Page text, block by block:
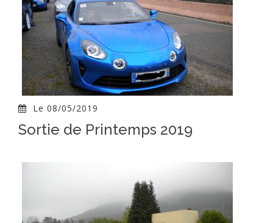
Le 08/05/2019
Sortie de Printemps 2019